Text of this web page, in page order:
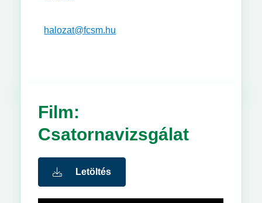
halozat@fcsm.hu
Film:
Csatornavizsgálat
Letöltés